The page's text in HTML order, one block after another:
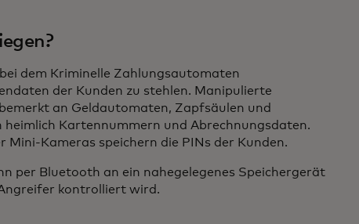
dem Kriminelle Zahlungsautomaten
der Kunden zu stehlen. Manipulierte
an Geldautomaten, Zapfsäulen und
heimlich Kartennummern und Abrechnungsdaten.
Kameras speichern die PINs der Kunden.
per Bluetooth an ein nahegelegenes Speichergerät
kontrolliert wird.